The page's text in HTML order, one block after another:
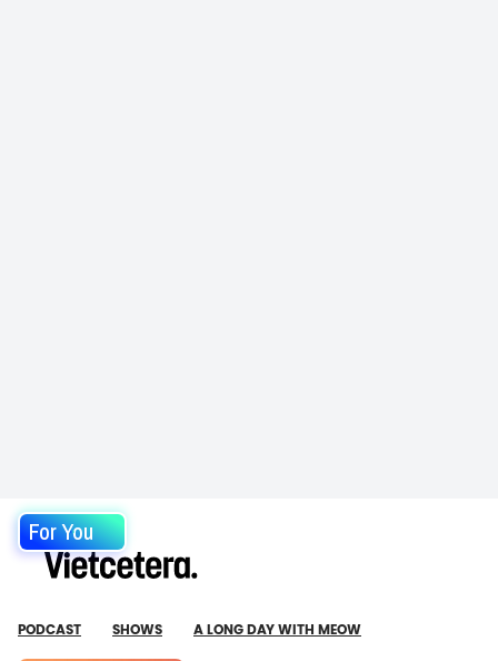
For You
PODCAST SHOWS A LONG DAY WITH MEOW